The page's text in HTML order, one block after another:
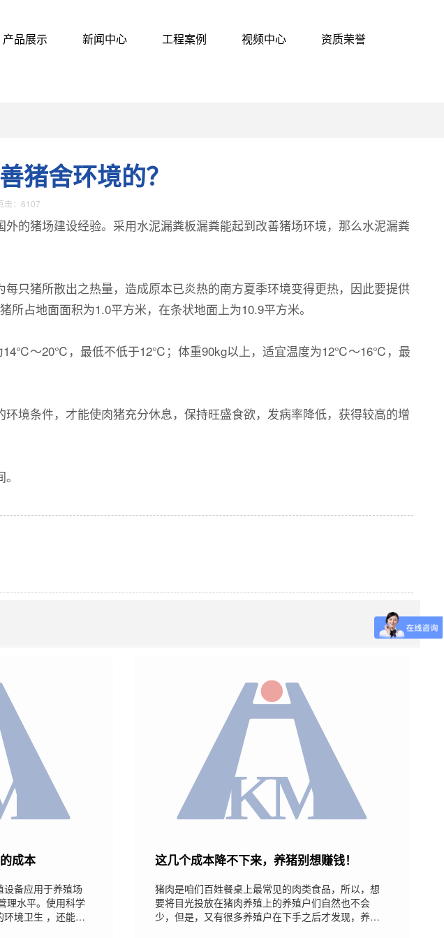
产品展示 新闻中心 工程案例 视频中心 资质荣誉
猪舍环境的？
：6107
的猪场建设经验。采用水泥漏粪板漏粪能起到改善猪场环境，那么水泥漏粪
只猪所散出之热量，造成原本已炎热的南方夏季环境变得更热，因此要提供
占地面面积为1.0平方米，在条状地面上为10.9平方米。
14℃～20℃，最低不低于12℃；体重90kg以上，适宜温度为12℃～16℃，最
境条件，才能使肉猪充分休息，保持旺盛食欲，发病率降低，获得较高的增
成本
设备应用于养殖场
理水平。使用科学
境卫生 ，还能降
这几个成本降不下来，养猪别想赚钱！
猪肉是咱们百姓餐桌上最常见的肉类食品，所以，想
要将目光投放在猪肉养殖上的养殖户们自然也不会
少，但是，又有很多养殖户在下手之后才发现，养猪